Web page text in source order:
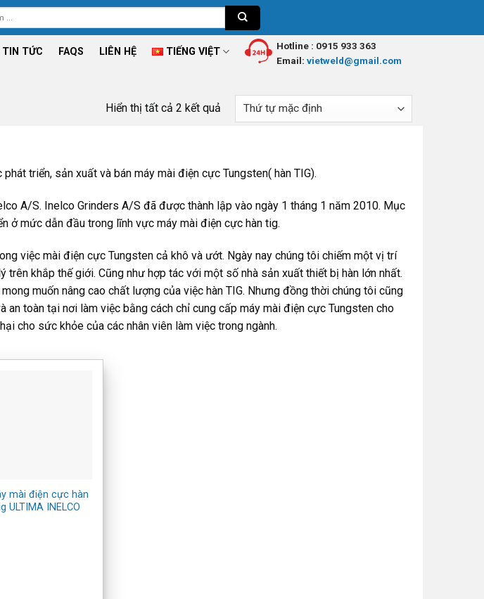
TIN TỨC FAQS LIÊN HỆ TIẾNG VIỆT Hotline : 0915 933 363
Email: vietweld@gmail.com
Hiển thị tất cả 2 kết quả
triển, sản xuất và bán máy mài điện cực Tungsten( hàn TIG).
A/S. Inelco Grinders A/S đã được thành lập vào ngày 1 tháng 1 năm 2010. Mục
ở mức dẫn đầu trong lĩnh vực máy mài điện cực hàn tig.
việc mài điện cực Tungsten cả khô và ướt. Ngày nay chúng tôi chiếm một vị trí
khắp thế giới. Cũng như hợp tác với một số nhà sản xuất thiết bị hàn lớn nhất.
muốn nâng cao chất lượng của việc hàn TIG. Nhưng đồng thời chúng tôi cũng
an toàn tại nơi làm việc bằng cách chỉ cung cấp máy mài điện cực Tungsten cho
cho sức khỏe của các nhân viên làm việc trong ngành.
mài điện cực hàn
ULTIMA INELCO